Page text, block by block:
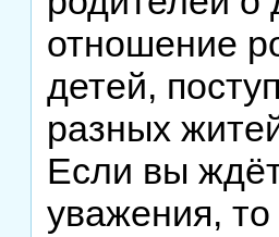
отношение
детей,
разных
Если вы
уважения,